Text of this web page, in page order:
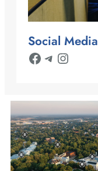
Social Media
Facebook Telegram Instagram